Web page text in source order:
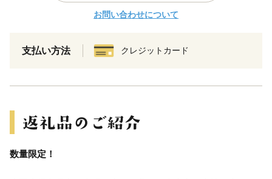
お問い合わせについて
支払い方法 クレジットカード
数量限定！